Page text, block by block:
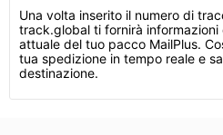
Una volta inserito il numero di
track.global ti fornirà
attuale del tuo pacco MailPlus.
tua spedizione in tempo reale e
destinazione.